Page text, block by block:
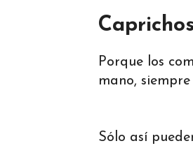
Porque los
mano,
Sólo así